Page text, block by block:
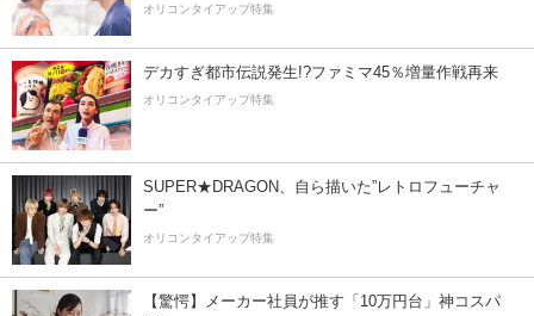
オリコンタイアップ特集
デカすぎ都市伝説発生!?ファミマ45％増量作戦再来
オリコンタイアップ特集
SUPER★DRAGON、自ら描いた”レトロフューチャ
ー”
オリコンタイアップ特集
【驚愕】メーカー社員が推す「10万円台」神コスパ